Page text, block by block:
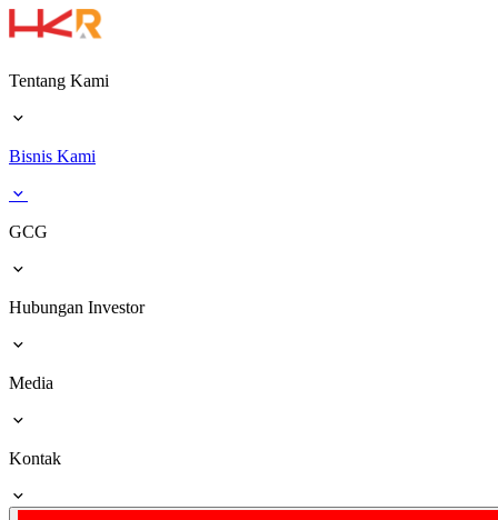
Tentang Kami
Bisnis Kami
GCG
Hubungan Investor
Media
Kontak